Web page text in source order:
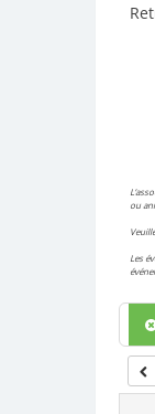
ou
Les
04:00
05:00
06:00
07:00